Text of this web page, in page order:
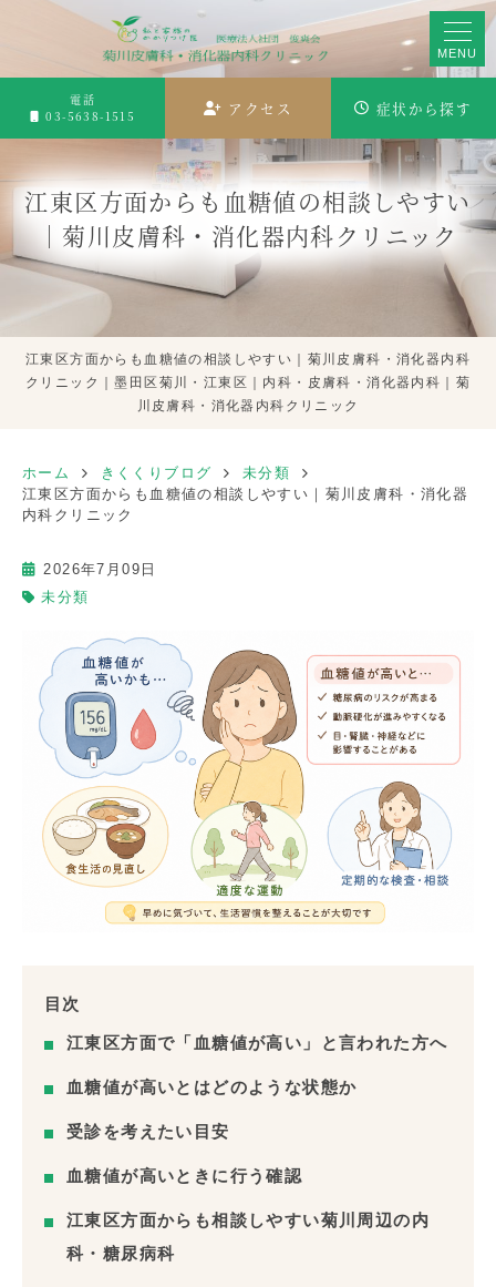
MENU
電話
03-5638-1515
アクセス 症状から探す
江東区方面からも血糖値の相談しやすい
｜菊川皮膚科・消化器内科クリニック
江東区方面からも血糖値の相談しやすい｜菊川皮膚科・消化器内科
クリニック｜墨田区菊川・江東区｜内科・皮膚科・消化器内科｜菊
川皮膚科・消化器内科クリニック
ホーム きくくりブログ
未分類
江東区方面からも血糖値の相談しやすい｜菊川皮膚科・消化器
内科クリニック
2026年7月09日
未分類
目次
江東区方面で「血糖値が高い」と言われた方へ
血糖値が高いとはどのような状態か
受診を考えたい目安
血糖値が高いときに行う確認
江東区方面からも相談しやすい菊川周辺の内
科・糖尿病科